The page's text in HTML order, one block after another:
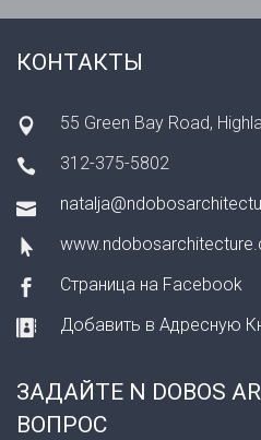
КОНТАКТЫ
55 Green Bay Road,
312-375-5802
Страница на Facebook
Добавить в Адресную
ЗАДАЙТЕ N DOBOS
ВОПРОС